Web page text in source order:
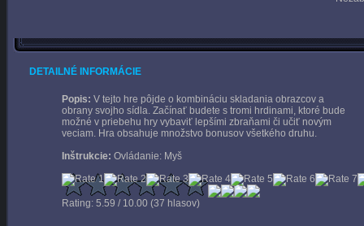
DETAILNÉ INFORMÁCIE
Popis: V tejto hre pôjde o kombináciu skladania obrazcov a
obrany svojho sídla. Začínať budete s tromi hrdinami, ktoré bude
možné v priebehu hry vybaviť lepšími zbraňami či učiť novým
veciam. Hra obsahuje množstvo bonusov všetkého druhu.
Inštrukcie: Ovládanie: Myš
Rating: 5.59 / 10.00 (37 hlasov)